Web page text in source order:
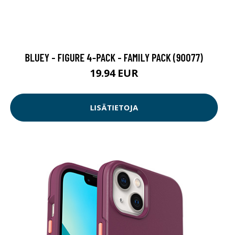
BLUEY - FIGURE 4-PACK - FAMILY PACK (90077)
19.94 EUR
LISÄTIETOJA